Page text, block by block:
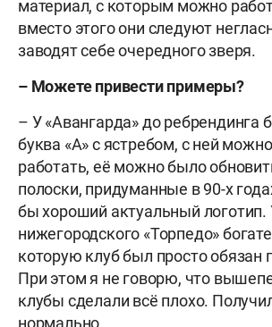
материал, с которым можно
вместо этого они следуют
заводят себе очередного зверя.
– Можете привести примеры?
– У «Авангарда» до ребрендинга
буква «А» с ястребом, c ней
работать, её можно было
полоски, придуманные в 90-х
бы хороший актуальный логотип.
нижегородского «Торпедо»
которую клуб был просто обязан
При этом я не говорю, что
клубы сделали всё плохо.
нормально.